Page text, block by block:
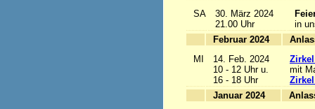
SA
30. März 2024
21.00 Uhr
in
Februar 2024
MI
14. Feb. 2024
10 - 12 Uhr u.
16 - 18 Uhr
mit
Januar 2024